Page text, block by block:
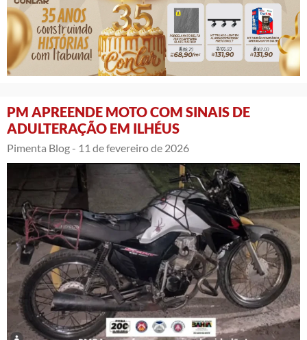
PM APREENDE MOTO COM SINAIS DE
ADULTERAÇÃO EM ILHÉUS
Pimenta Blog - 11 de fevereiro de 2026